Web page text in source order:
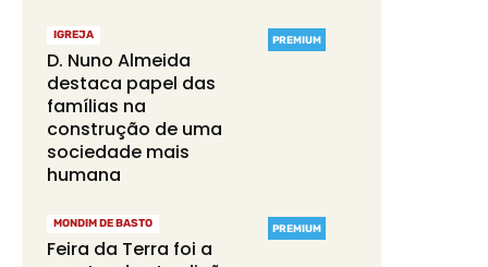
PREMIUM
IGREJA
D. Nuno Almeida
destaca papel das
famílias na
construção de uma
sociedade mais
humana
PREMIUM
MONDIM DE BASTO
Feira da Terra foi a